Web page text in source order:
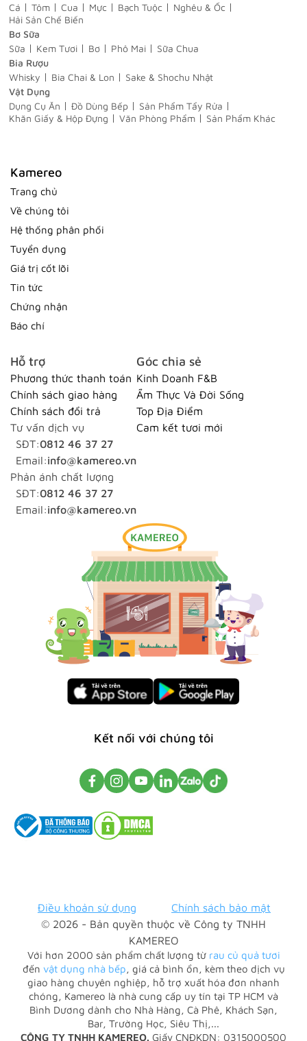
Cá
Tôm Cua Mực Bạch Tuộc
Nghêu & Ốc
Hải Sản Chế Biến
Bơ Sữa
Sữa
Kem Tươi Bơ Phô Mai
Sữa Chua
Bia Rượu
Whisky
Bia Chai & Lon
Sake & Shochu Nhật
Vật Dụng
Dụng Cụ Ăn
Đồ Dùng Bếp
Sản Phẩm Tẩy Rửa
Khăn Giấy & Hộp Đựng
Văn Phòng Phẩm Sản Phẩm Khác
Kamereo
Trang chủ
Về chúng tôi
Hệ thống phân phối
Tuyển dụng
Giá trị cốt lõi
Tin tức
Chứng nhận
Báo chí
Hỗ trợ
Phương thức thanh toán
Chính sách giao hàng
Chính sách đổi trả
Tư vấn dịch vụ
SĐT:0812 46 37 27
Email:info@kamereo.vn
Phản ánh chất lượng
SĐT:0812 46 37 27
Email:info@kamereo.vn
Góc chia sẻ
Kinh Doanh F&B
Ẩm Thực Và Đời Sống
Top Địa Điểm
Cam kết tươi mới
Kết nối với chúng tôi
© 2026 - Bản quyền thuộc về Công ty TNHH
KAMEREO
Điều khoản sử dụng Chính sách bảo mật
Với hơn 2000 sản phẩm chất lượng từ rau củ quả tươi
đến vật dụng nhà bếp, giá cả bình ổn, kèm theo dịch vụ
giao hàng chuyên nghiệp, hỗ trợ xuất hóa đơn nhanh
chóng, Kamereo là nhà cung cấp uy tín tại TP HCM và
Bình Dương dành cho Nhà Hàng, Cà Phê, Khách Sạn,
Bar, Trường Học, Siêu Thị,...
CÔNG TY TNHH KAMEREO. Giấy CNĐKDN: 0315000500